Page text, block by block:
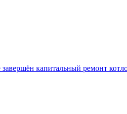
капитальный ремонт